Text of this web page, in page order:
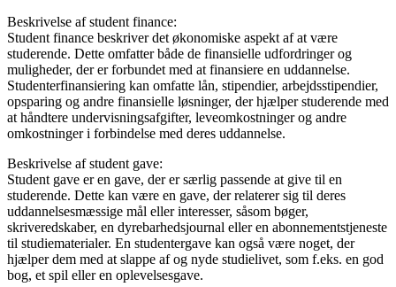
Beskrivelse af student finance:
Student finance beskriver det økonomiske aspekt af at være
studerende. Dette omfatter både de finansielle udfordringer og
muligheder, der er forbundet med at finansiere en uddannelse.
Studenterfinansiering kan omfatte lån, stipendier, arbejdsstipendier,
opsparing og andre finansielle løsninger, der hjælper studerende med
at håndtere undervisningsafgifter, leveomkostninger og andre
omkostninger i forbindelse med deres uddannelse.
Beskrivelse af student gave:
Student gave er en gave, der er særlig passende at give til en
studerende. Dette kan være en gave, der relaterer sig til deres
uddannelsesmæssige mål eller interesser, såsom bøger,
skriveredskaber, en dyrebarhedsjournal eller en abonnementstjeneste
til studiematerialer. En studentergave kan også være noget, der
hjælper dem med at slappe af og nyde studielivet, som f.eks. en god
bog, et spil eller en oplevelsesgave.